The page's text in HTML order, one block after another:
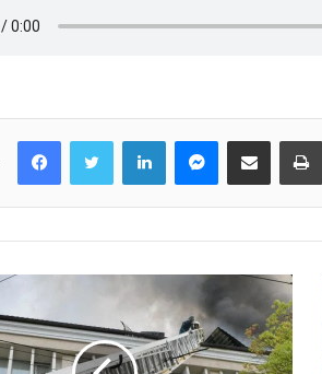
FacebookTwitter LinkedInMessenger
მეილზე